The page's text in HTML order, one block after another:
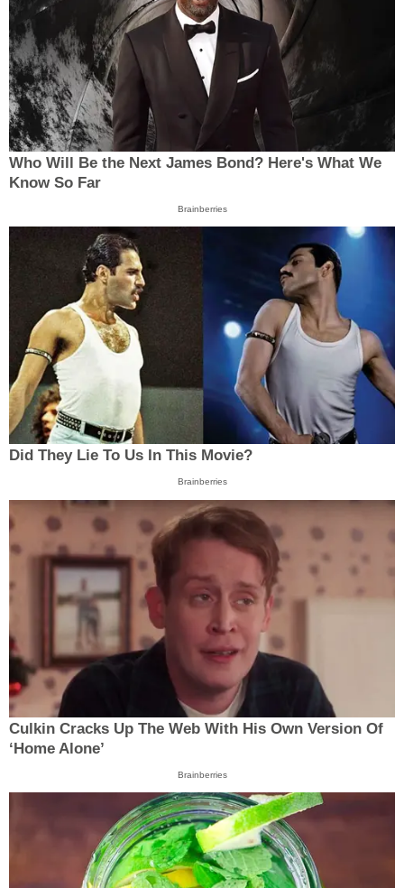
Who Will Be the Next James Bond? Here's What We
Know So Far
Brainberries
Did They Lie To Us In This Movie?
Brainberries
Culkin Cracks Up The Web With His Own Version Of
‘Home Alone’
Brainberries